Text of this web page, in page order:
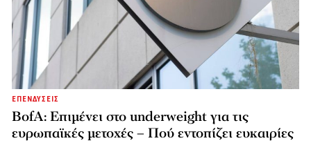
ΕΠΕΝΔΥΣΕΙΣ
BofA: Επιμένει στο underweight για τις
ευρωπαϊκές μετοχές – Πού εντοπίζει ευκαιρίες